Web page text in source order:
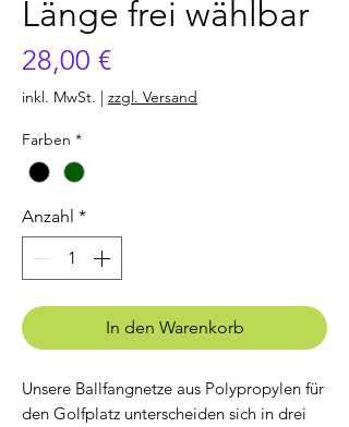
Länge frei wählbar
28,00 €Preis
inkl. MwSt. | zzgl. Versand
Farben *
Anzahl *
In den Warenkorb
Unsere Ballfangnetze aus Polypropylen für
den Golfplatz unterscheiden sich in drei